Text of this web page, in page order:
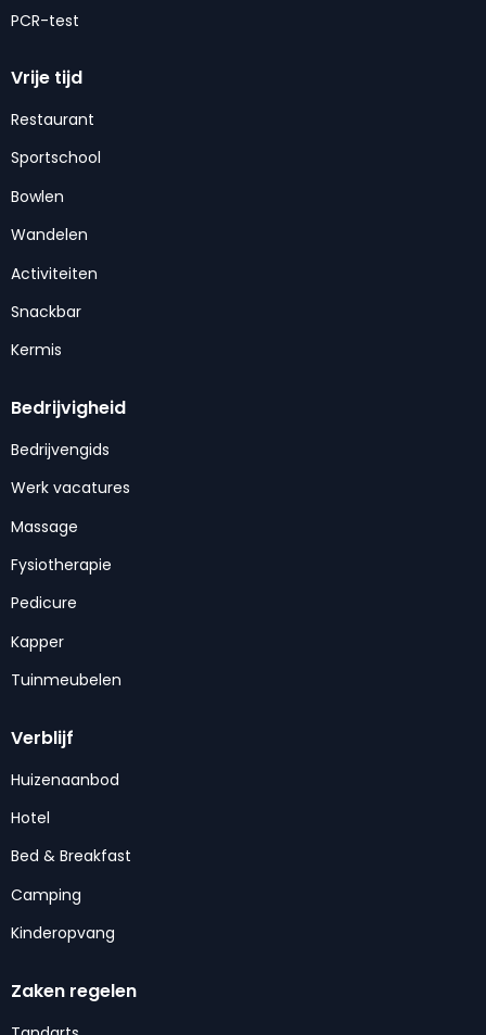
PCR-test
Vrije tijd
Restaurant
Sportschool
Bowlen
Wandelen
Activiteiten
Snackbar
Kermis
Bedrijvigheid
Bedrijvengids
Werk vacatures
Massage
Fysiotherapie
Pedicure
Kapper
Tuinmeubelen
Verblijf
Huizenaanbod
Hotel
Bed & Breakfast
Camping
Kinderopvang
Zaken regelen